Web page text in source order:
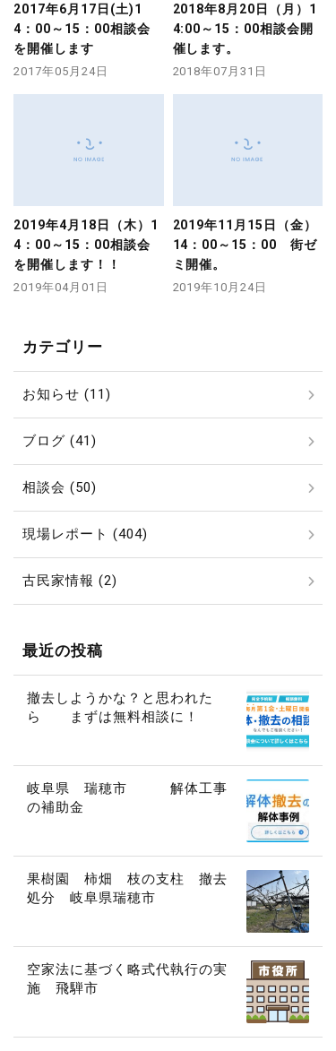
2017年6月17日(土)1
4：00～15：00相談会
を開催します
2017年05月24日
2018年8月20日（月）1
4:00～15：00相談会開
催します。
2018年07月31日
2019年4月18日（木）1
4：00～15：00相談会
を開催します！！
2019年04月01日
2019年11月15日（金）
14：00～15：00 街ゼ
ミ開催。
2019年10月24日
カテゴリー
お知らせ (11)
ブログ (41)
相談会 (50)
現場レポート (404)
古民家情報 (2)
最近の投稿
撤去しようかな？と思われた
ら まずは無料相談に！
岐阜県 瑞穂市 解体工事
の補助金
果樹園 柿畑 枝の支柱 撤去
処分 岐阜県瑞穂市
空家法に基づく略式代執行の実
施 飛騨市